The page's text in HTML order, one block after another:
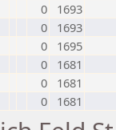
0
1693
0
1693
0
1695
0
1681
0
1681
0 1681